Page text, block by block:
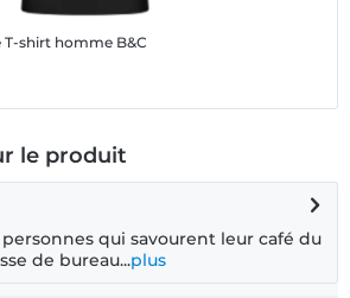
T-shirt homme B&C
le produit
qui savourent leur café du
de bureau...plus